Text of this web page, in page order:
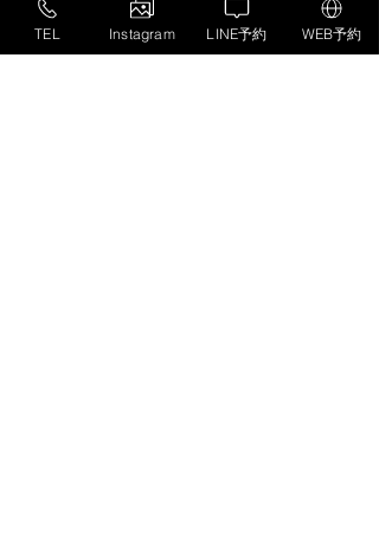
すべて表示
TEL Instagram LINE予約 WEB予約